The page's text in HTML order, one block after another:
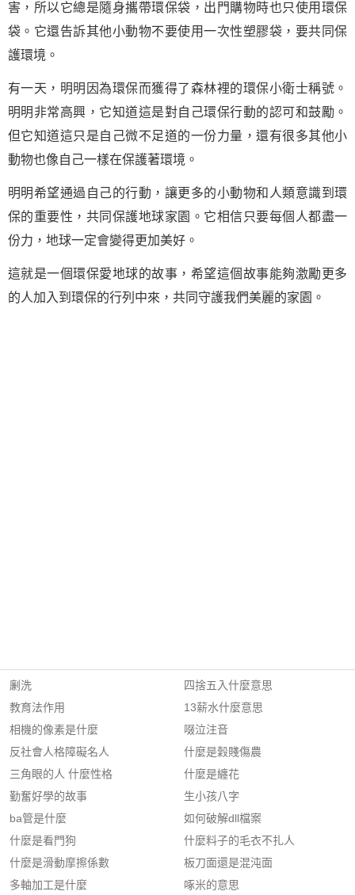
害，所以它總是隨身攜帶環保袋，出門購物時也只使用環保
袋。它還告訴其他小動物不要使用一次性塑膠袋，要共同保
護環境。
有一天，明明因為環保而獲得了森林裡的環保小衛士稱號。
明明非常高興，它知道這是對自己環保行動的認可和鼓勵。
但它知道這只是自己微不足道的一份力量，還有很多其他小
動物也像自己一樣在保護著環境。
明明希望通過自己的行動，讓更多的小動物和人類意識到環
保的重要性，共同保護地球家園。它相信只要每個人都盡一
份力，地球一定會變得更加美好。
這就是一個環保愛地球的故事，希望這個故事能夠激勵更多
的人加入到環保的行列中來，共同守護我們美麗的家園。
劆洗
教育法作用
相機的像素是什麼
反社會人格障礙名人
三角眼的人 什麼性格
勤奮好學的故事
ba管是什麼
什麼是看門狗
什麼是滑動摩擦係數
多軸加工是什麼
四捨五入什麼意思
13薪水什麼意思
啜泣注音
什麼是穀賤傷農
什麼是纏花
生小孩八字
如何破解dll檔案
什麼料子的毛衣不扎人
板刀面還是混沌面
啄米的意思